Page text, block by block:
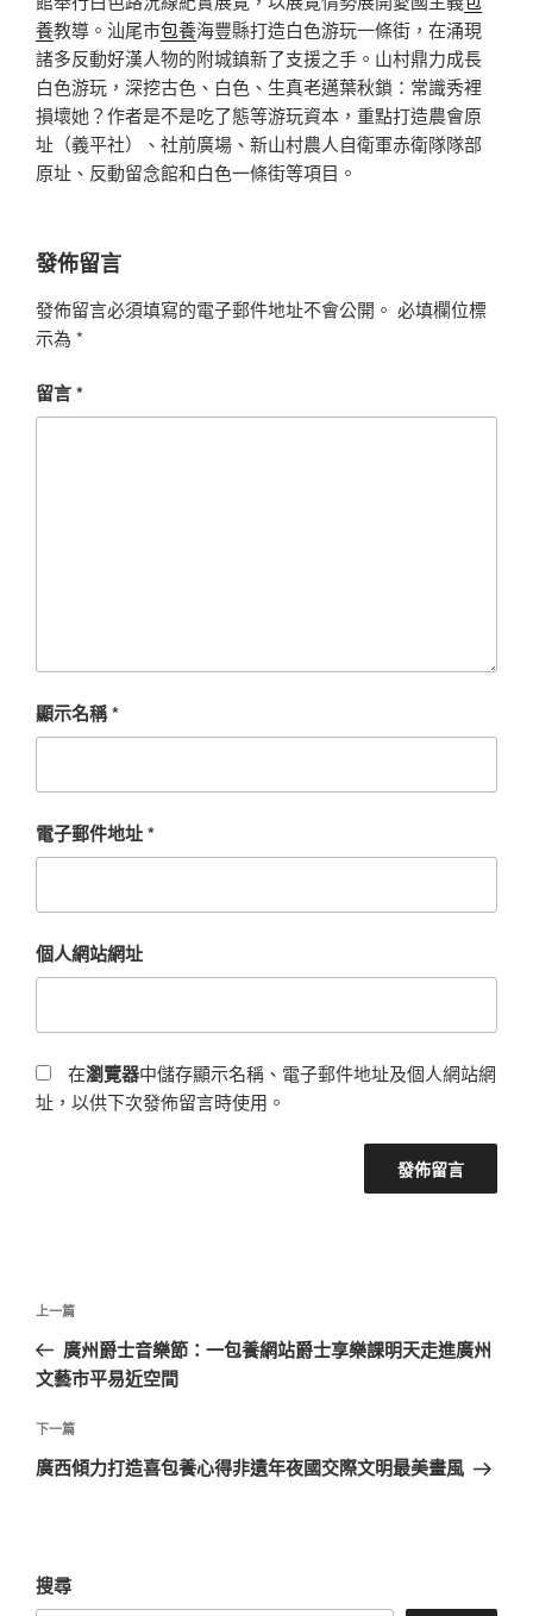
養教導。汕尾市包養海豐縣打造白色游玩一條街，在涌現
諸多反動好漢人物的附城鎮新了支援之手。山村鼎力成長
白色游玩，深挖古色、白色、生真老邁葉秋鎖：常識秀裡
損壞她？作者是不是吃了態等游玩資本，重點打造農會原
址（義平社）、社前廣場、新山村農人自衛軍赤衛隊隊部
原址、反動留念館和白色一條街等項目。
發佈留言
發佈留言必須填寫的電子郵件地址不會公開。 必填欄位標
示為 *
留言*
顯示名稱*
電子郵件地址*
個人網站網址
在瀏覽器中儲存顯示名稱、電子郵件地址及個人網站網
址，以供下次發佈留言時使用。
文
導
覽
上
一
篇
章
上一篇
廣州爵士音樂節：一包養網站爵士享樂課明天走進廣州
文藝市平易近空間
下
一
下一篇
廣西傾力打造喜包養心得非遺年夜國交際文明最美畫風
搜尋